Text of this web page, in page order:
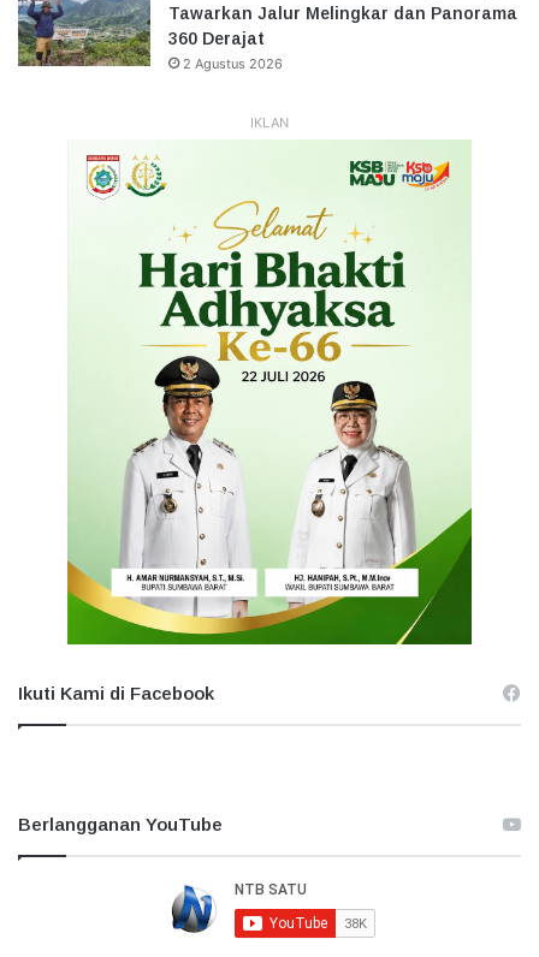
Tawarkan Jalur Melingkar dan Panorama
360 Derajat
2 Agustus 2026
IKLAN
Ikuti Kami di Facebook
Berlangganan YouTube